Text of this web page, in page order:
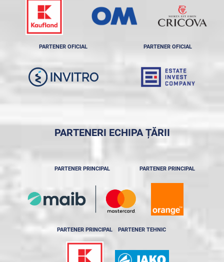
PARTENER OFICIAL PARTENER OFICIAL
PARTENERI ECHIPA ȚĂRII
PARTENER PRINCIPAL PARTENER PRINCIPAL
PARTENER PRINCIPAL PARTENER TEHNIC